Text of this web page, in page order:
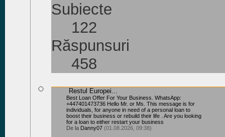
Subiecte
122
Răspunsuri
458
Restul Europei...
Best Loan Offer For Your Business. WhatsApp:
+447401473736 Hello Mr. or Ms. This message is for
individuals, for anyone in need of a personal loan to
boost their business or rebuild their life . Are you looking
for a loan to either restart your business
De la Danny07 (01.08.2026, 09:38)